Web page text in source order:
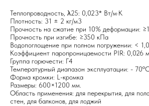
Теплопроводность, λ25: 0,023* Вт/м·К
Плотность: 31 ± 2 кг/м3
Прочность на сжатие при 10% деформации:
Прочность при изгибе: ≥350 кПа
Водопоглощение при полном погружении: <
Коэффициент паропроницаемости PIR: 0,026
Группа горючести: Г4
Температурный диапазон эксплуатации: -
Форма кромки: L-кромка
Размеры: 600×1200 мм.
Область применения: для перекрытия, для
стен, для балконов, для лоджий